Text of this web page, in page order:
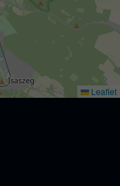
Leaflet